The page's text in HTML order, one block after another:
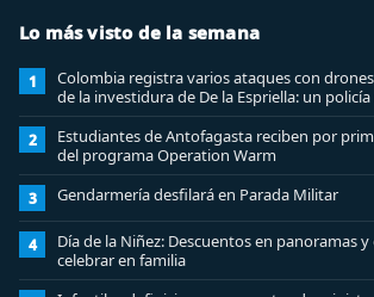
Lo más visto de la semana
1
Colombia registra varios ataques con
de la investidura de De la Espriella: un
2
Estudiantes de Antofagasta reciben por
del programa Operation Warm
3 Gendarmería desfilará en Parada Militar
4
Día de la Niñez: Descuentos en panoramas
celebrar en familia